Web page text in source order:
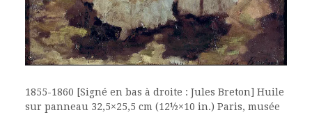
1855-1860 [Signé en bas à droite : Jules Breton] Huile
sur panneau 32,5×25,5 cm (12½×10 in.) Paris, musée